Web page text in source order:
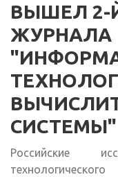
ВЫШЕЛ 2-
ЖУРНАЛА
СИСТЕМЫ"
Российские